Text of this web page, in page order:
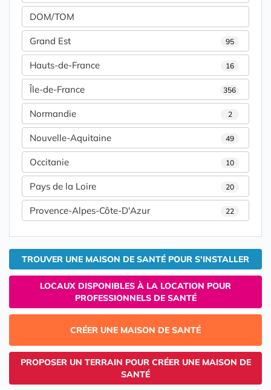
DOM/TOM
Grand Est 95
Hauts-de-France 16
Île-de-France 356
Normandie 2
Nouvelle-Aquitaine 49
Occitanie 10
Pays de la Loire 20
Provence-Alpes-Côte-D'Azur 22
TROUVER UNE MAISON DE SANTÉ POUR S'INSTALLER
LOCAUX DISPONIBLES À LA LOCATION POUR
PROFESSIONNELS DE SANTÉ
CRÉER UNE MAISON DE SANTÉ
PROPOSER UN TERRAIN POUR CRÉER UNE MAISON DE
SANTÉ